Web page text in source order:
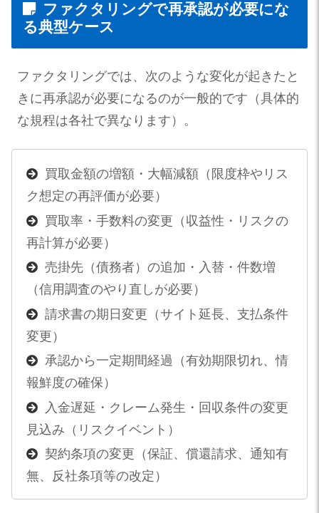
ファクタリングで再承認が必要にな
る典型ケース
ファクタリングでは、次のような変化が起きたと
きに再承認が必要になるのが一般的です（具体的
な規程は各社で異なります）。
買取金額の増額・大幅減額（限度枠やリス
ク想定の再評価が必要）
買取率・手数料の変更（収益性・リスクの
再計算が必要）
売掛先（債務者）の追加・入替・件数増
（信用調査のやり直しが必要）
請求書の期日変更（サイト延長、支払条件
変更）
承認から一定期間経過（有効期限切れ、情
報鮮度の確保）
入金遅延・クレーム発生・回収条件の変更
見込み（リスクイベント）
契約条項の変更（保証、償還請求、通知有
無、反社条項等の改定）